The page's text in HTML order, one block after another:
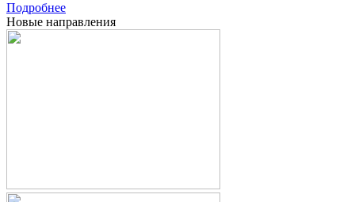
Подробнее
Новые направления